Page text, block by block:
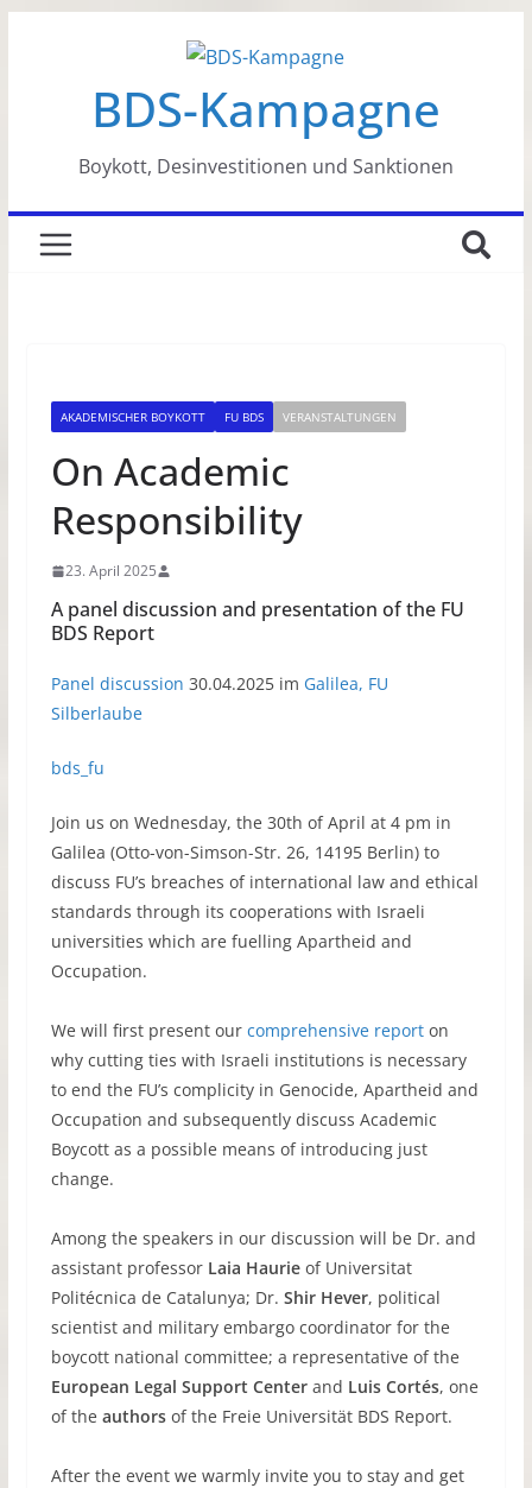
BDS-Kampagne
Boykott, Desinvestitionen und Sanktionen
AKADEMISCHER BOYKOTT FU BDS VERANSTALTUNGEN
On Academic
Responsibility
23. April 2025
A panel discussion and presentation of the FU
BDS Report
Panel discussion 30.04.2025 im Galilea, FU
Silberlaube
bds_fu
Join us on Wednesday, the 30th of April at 4 pm in
Galilea (Otto-von-Simson-Str. 26, 14195 Berlin) to
discuss FU’s breaches of international law and ethical
standards through its cooperations with Israeli
universities which are fuelling Apartheid and
Occupation.
We will first present our comprehensive reporton
why cutting ties with Israeli institutions is necessary
to end the FU’s complicity in Genocide, Apartheid and
Occupation and subsequently discuss Academic
Boycott as a possible means of introducing just
change.
Among the speakers in our discussion will be Dr. and
assistant professor Laia Haurieof Universitat
Politécnica de Catalunya; Dr. Shir Hever, political
scientist and military embargo coordinator for the
boycott national committee; a representative of the
European Legal Support Centerand Luis Cortés, one
of the authorsof the Freie Universität BDS Report.
After the event we warmly invite you to stay and get